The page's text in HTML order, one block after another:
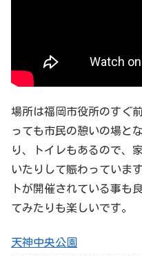
場所は福岡市役所のすぐ
っても市民の憩いの場と
り、トイレもあるので、
いたりして賑わっていま
トが開催されている事も
てみたりも楽しいです。
天神中央公園